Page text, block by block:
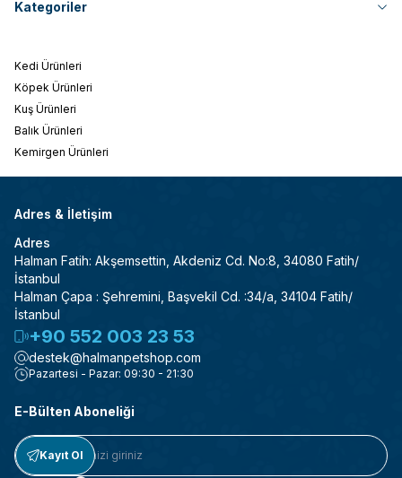
Kategoriler
Kedi Ürünleri
Köpek Ürünleri
Kuş Ürünleri
Balık Ürünleri
Kemirgen Ürünleri
Adres & İletişim
Adres
Halman Fatih: Akşemsettin, Akdeniz Cd. No:8, 34080 Fatih/
İstanbul
Halman Çapa : Şehremini, Başvekil Cd. :34/a, 34104 Fatih/
İstanbul
+90 552 003 23 53
destek@halmanpetshop.com
Pazartesi - Pazar: 09:30 - 21:30
E-Bülten Aboneliği
Kayıt Ol